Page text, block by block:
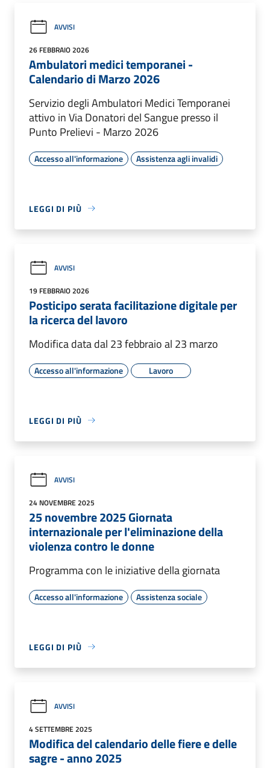
AVVISI
26 FEBBRAIO 2026
Ambulatori medici temporanei -
Calendario di Marzo 2026
Servizio degli Ambulatori Medici Temporanei
attivo in Via Donatori del Sangue presso il
Punto Prelievi - Marzo 2026
Accesso all'informazione Assistenza agli invalidi
LEGGI DI PIÙ
AVVISI
19 FEBBRAIO 2026
Posticipo serata facilitazione digitale per
la ricerca del lavoro
Modifica data dal 23 febbraio al 23 marzo
Accesso all'informazione Lavoro
LEGGI DI PIÙ
AVVISI
24 NOVEMBRE 2025
25 novembre 2025 Giornata
internazionale per l'eliminazione della
violenza contro le donne
Programma con le iniziative della giornata
Accesso all'informazione Assistenza sociale
LEGGI DI PIÙ
AVVISI
4 SETTEMBRE 2025
Modifica del calendario delle fiere e delle
sagre - anno 2025